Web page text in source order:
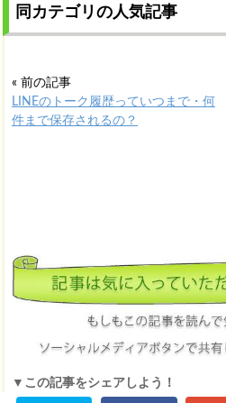
同カテゴリの人気記事
« 前の記事
LINEのトーク履歴っていつまで・何
件まで保存されるの？
▼この記事をシェアしよう！